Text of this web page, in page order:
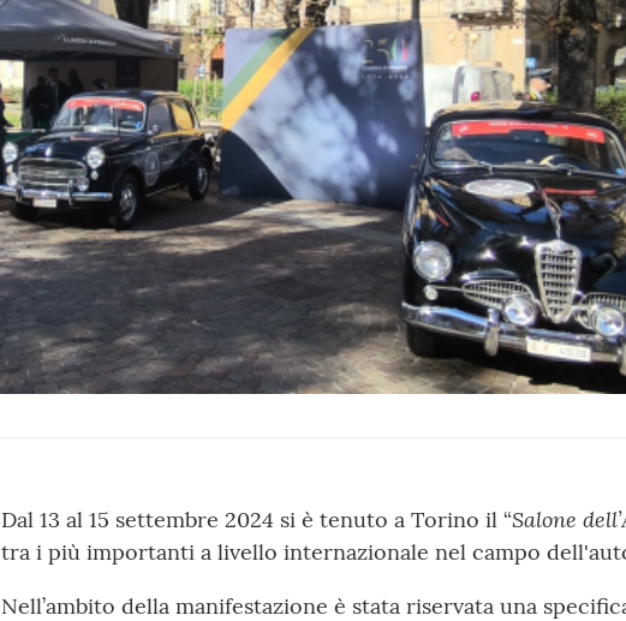
Contenuto
Dal 13 al 15 settembre 2024 si è tenuto a Torino il “Salone
tra i più importanti a livello internazionale nel campo
Nell’ambito della manifestazione è stata riservata una